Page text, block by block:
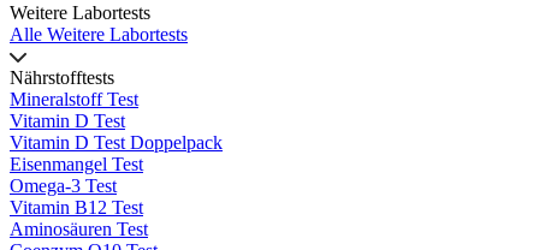
Weitere Labortests
Alle Weitere Labortests
Nährstofftests
Mineralstoff Test
Vitamin D Test
Vitamin D Test Doppelpack
Eisenmangel Test
Omega-3 Test
Vitamin B12 Test
Aminosäuren Test